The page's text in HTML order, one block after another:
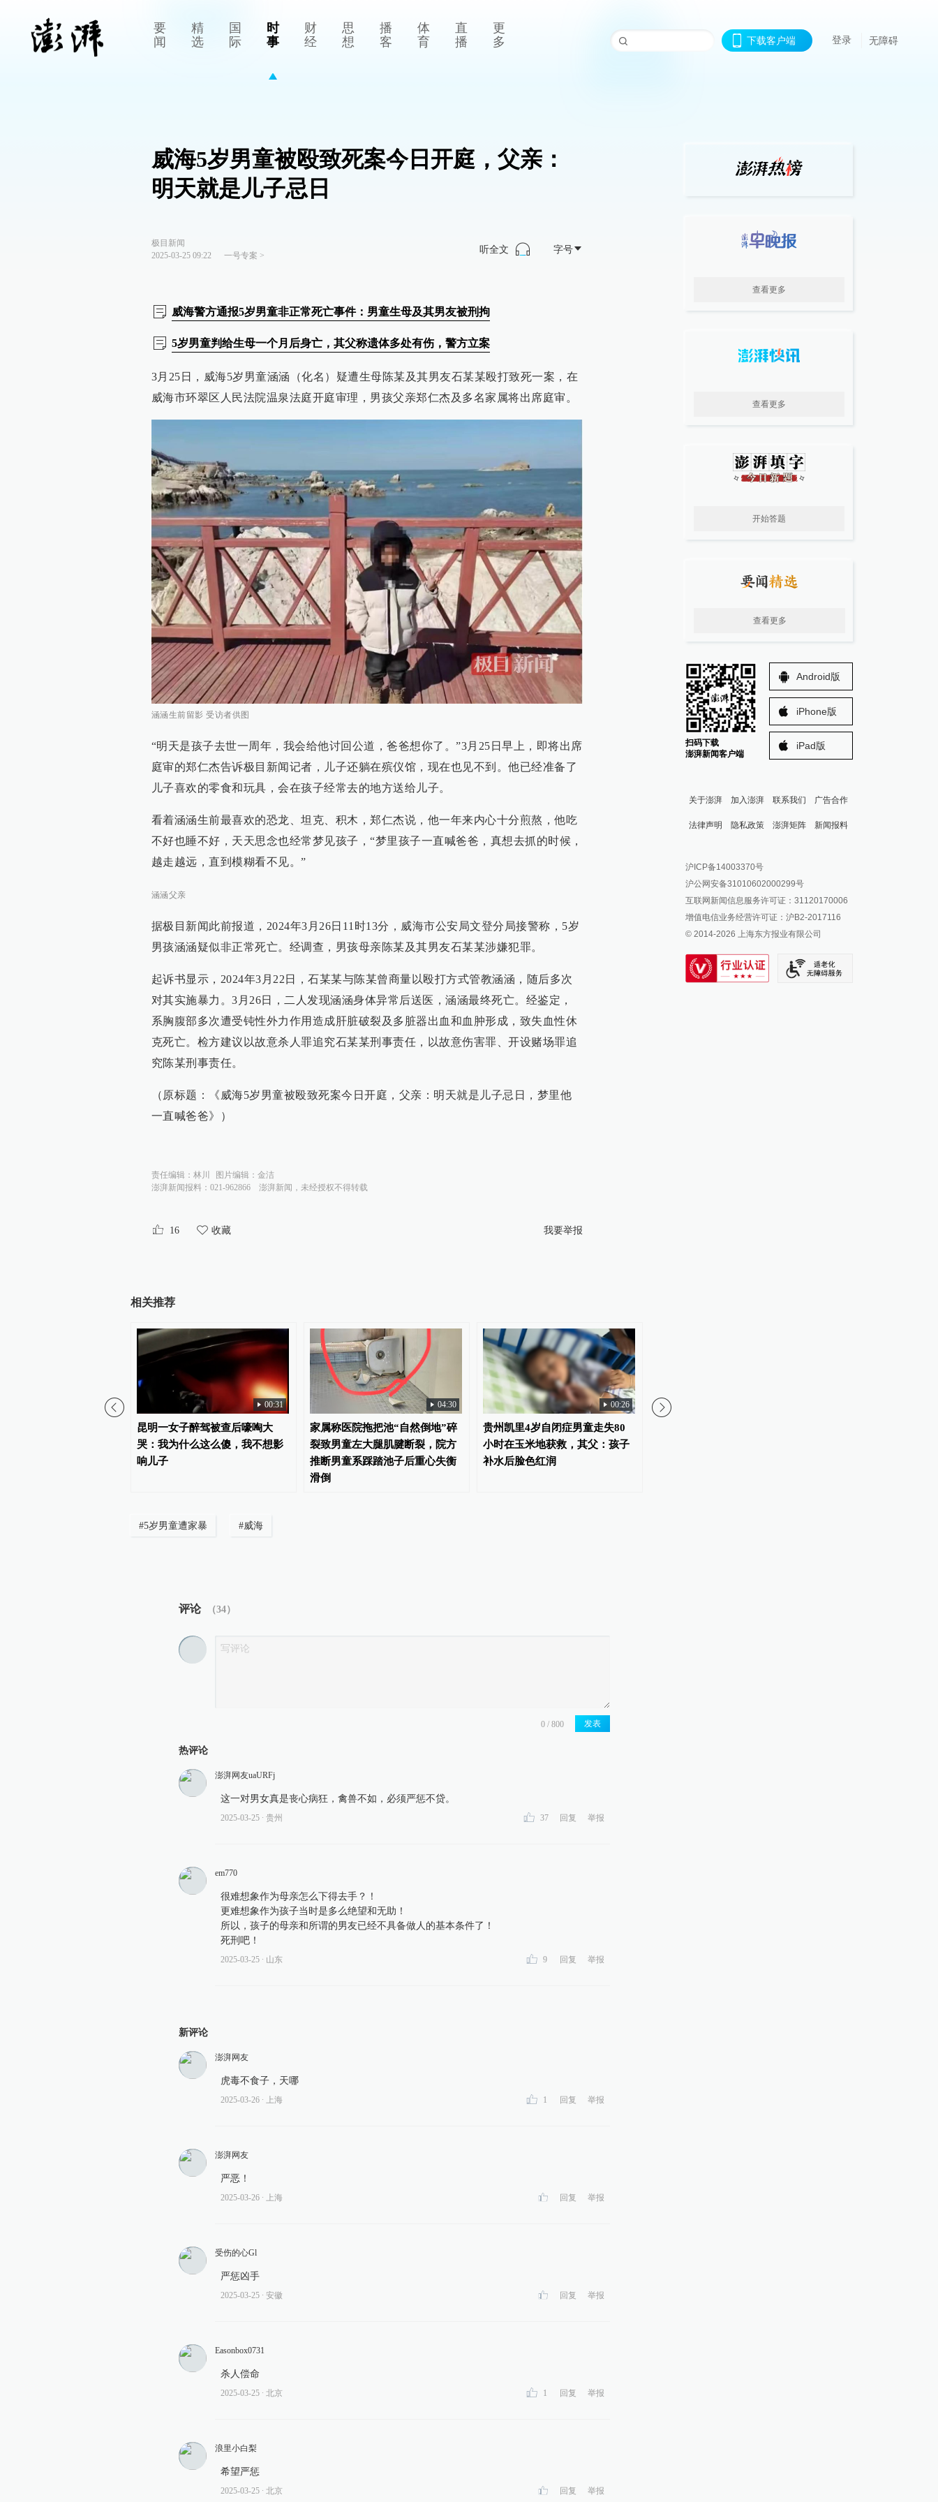
要
闻
精
选
国
际
时
事
财
经
思
想
播
客
体
育
直
播
更
多
下载客户端 登录 无障碍
威海5岁男童被殴致死案今日开庭，父亲：
明天就是儿子忌日
极目新闻
2025-03-25 09:22
一号专案 >
听全文 字号
威海警方通报5岁男童非正常死亡事件：男童生母及其男友被刑拘
5岁男童判给生母一个月后身亡，其父称遗体多处有伤，警方立案
3月25日，威海5岁男童涵涵（化名）疑遭生母陈某及其男友石某某殴打致死一案，在
威海市环翠区人民法院温泉法庭开庭审理，男孩父亲郑仁杰及多名家属将出席庭审。
涵涵生前留影 受访者供图
“明天是孩子去世一周年，我会给他讨回公道，爸爸想你了。”3月25日早上，即将出席
庭审的郑仁杰告诉极目新闻记者，儿子还躺在殡仪馆，现在也见不到。他已经准备了
儿子喜欢的零食和玩具，会在孩子经常去的地方送给儿子。
看着涵涵生前最喜欢的恐龙、坦克、积木，郑仁杰说，他一年来内心十分煎熬，他吃
不好也睡不好，天天思念也经常梦见孩子，“梦里孩子一直喊爸爸，真想去抓的时候，
越走越远，直到模糊看不见。”
涵涵父亲
据极目新闻此前报道，2024年3月26日11时13分，威海市公安局文登分局接警称，5岁
男孩涵涵疑似非正常死亡。经调查，男孩母亲陈某及其男友石某某涉嫌犯罪。
起诉书显示，2024年3月22日，石某某与陈某曾商量以殴打方式管教涵涵，随后多次
对其实施暴力。3月26日，二人发现涵涵身体异常后送医，涵涵最终死亡。经鉴定，
系胸腹部多次遭受钝性外力作用造成肝脏破裂及多脏器出血和血肿形成，致失血性休
克死亡。检方建议以故意杀人罪追究石某某刑事责任，以故意伤害罪、开设赌场罪追
究陈某刑事责任。
（原标题：《威海5岁男童被殴致死案今日开庭，父亲：明天就是儿子忌日，梦里他
一直喊爸爸》）
责任编辑： 林川 图片编辑： 金洁
澎湃新闻报料：021-962866
澎湃新闻，未经授权不得转载
16 收藏 我要举报
相关推荐
00:31
昆明一女子醉驾被查后嚎啕大
哭：我为什么这么傻，我不想影
响儿子
04:30
家属称医院拖把池“自然倒地”碎
裂致男童左大腿肌腱断裂，院方
推断男童系踩踏池子后重心失衡
滑倒
00:26
贵州凯里4岁自闭症男童走失80
小时在玉米地获救，其父：孩子
补水后脸色红润
#5岁男童遭家暴 #威海
评论 （34）
发表
热评论
澎湃网友uaURFj
这一对男女真是丧心病狂，禽兽不如，必须严惩不贷。
2025-03-25 ∙ 贵州 37 回复 举报
em770
很难想象作为母亲怎么下得去手？！
更难想象作为孩子当时是多么绝望和无助！
所以，孩子的母亲和所谓的男友已经不具备做人的基本条件了！
死刑吧！
2025-03-25 ∙ 山东 9 回复 举报
新评论
澎湃网友
虎毒不食子，天哪
2025-03-26 ∙ 上海 1 回复 举报
澎湃网友
严恶！
2025-03-26 ∙ 上海 回复 举报
受伤的心Gl
严惩凶手
2025-03-25 ∙ 安徽 回复 举报
Easonbox0731
杀人偿命
2025-03-25 ∙ 北京 1 回复 举报
浪里小白梨
希望严惩
2025-03-25 ∙ 北京 回复 举报
查看更多
查看更多
开始答题
查看更多
扫码下载
澎湃新闻客户端
Android版
iPhone版
iPad版
关于澎湃 加入澎湃 联系我们 广告合作
法律声明 隐私政策 澎湃矩阵
澎湃新闻公众号
澎湃新闻抖音号
派生万物开放平台
IP SHANGHAI
SIXTH TONE
新闻报料
报料邮箱: news@thepaper.cn
沪ICP备14003370号
沪公网安备31010602000299号
互联网新闻信息服务许可证：31120170006
增值电信业务经营许可证：沪B2-2017116
© 2014-2026 上海东方报业有限公司